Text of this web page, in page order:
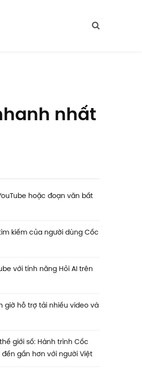
nhất
hoặc đoạn văn bất
kiếm của người dùng Cốc
với tính năng Hỏi AI trên
giờ hỗ trợ tải nhiều video và
giới số: Hành trình Cốc
gần hơn với người Việt